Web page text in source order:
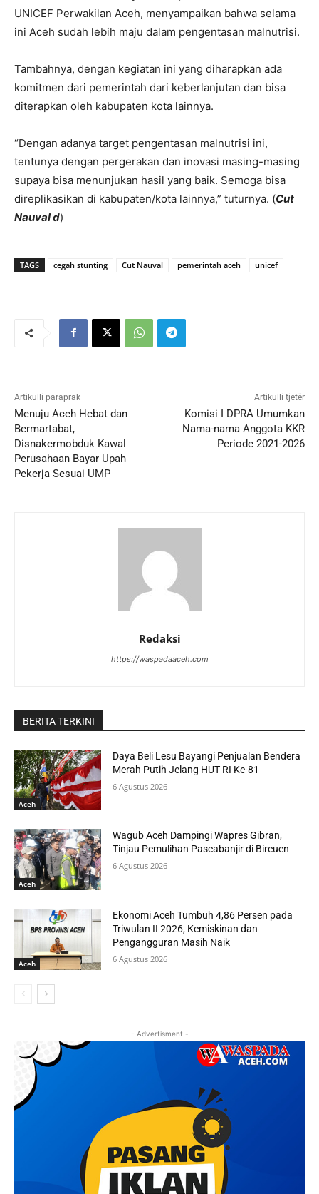
UNICEF Perwakilan Aceh, menyampaikan bahwa selama
ini Aceh sudah lebih maju dalam pengentasan malnutrisi.
Tambahnya, dengan kegiatan ini yang diharapkan ada
komitmen dari pemerintah dari keberlanjutan dan bisa
diterapkan oleh kabupaten kota lainnya.
“Dengan adanya target pengentasan malnutrisi ini,
tentunya dengan pergerakan dan inovasi masing-masing
supaya bisa menunjukan hasil yang baik. Semoga bisa
direplikasikan di kabupaten/kota lainnya,” tuturnya. (Cut
Nauval d)
TAGS cegah stunting Cut Nauval pemerintah aceh unicef
Artikulli paraprak
Menuju Aceh Hebat dan
Bermartabat,
Disnakermobduk Kawal
Perusahaan Bayar Upah
Pekerja Sesuai UMP
Artikulli tjetër
Komisi I DPRA Umumkan
Nama-nama Anggota KKR
Periode 2021-2026
Redaksi
https://waspadaaceh.com
BERITA TERKINI
Aceh
Daya Beli Lesu Bayangi Penjualan Bendera
Merah Putih Jelang HUT RI Ke-81
6 Agustus 2026
Aceh
Wagub Aceh Dampingi Wapres Gibran,
Tinjau Pemulihan Pascabanjir di Bireuen
6 Agustus 2026
Aceh
Ekonomi Aceh Tumbuh 4,86 Persen pada
Triwulan II 2026, Kemiskinan dan
Pengangguran Masih Naik
6 Agustus 2026
- Advertisment -